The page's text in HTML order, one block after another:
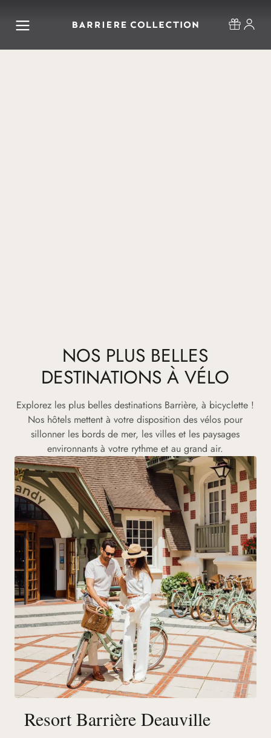
NOS PLUS BELLES
DESTINATIONS À VÉLO
Explorez les plus belles destinations Barrière, à bicyclette !
Nos hôtels mettent à votre disposition des vélos pour
sillonner les bords de mer, les villes et les paysages
environnants à votre rythme et au grand air.
Resort Barrière Deauville